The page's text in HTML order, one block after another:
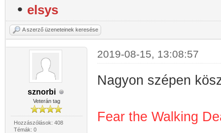
• elsys
A szerző üzeneteinek keresése
sznorbi
Veterán tag
Hozzászólások: 408
Témák: 0
2019-08-15, 13:08:57
Nagyon szépen
Fear the Walking